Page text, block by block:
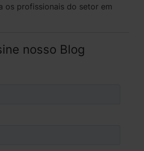
os profissionais do setor em
nosso Blog